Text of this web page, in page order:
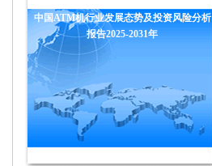
中国ATM机行业发展态势及投资风险分析
报告2025-2031年